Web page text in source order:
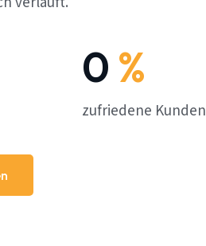
0 %
zufriedene Kunden